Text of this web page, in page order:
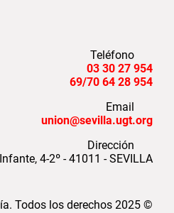
Teléfono
954 27 30 03
954 28 64 69/70
Email
union@sevilla.ugt.org
Dirección
4-2º - 41011 - SEVILLA
©
2025
Todos los derechos